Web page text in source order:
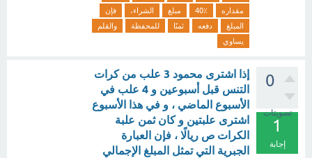
مقداره
40٪ مبلغ الشراء،
فإن
المبلغ
دفعه ثمنًا للمحفظة
والقلم
يساوي
0
تصويتات
1
إجابة
إذا اشترى محمود 3 علب من كرات
التنس قبل أسبوعين و 4 علب في
الأسبوع الماضي ، و في هذا الأسبوع
اشترى علبتين و كان ثمن علبة
الكرات ص ريالًا ، فإن العبارة
الجبرية التي تمثل المبلغ الإجمالي